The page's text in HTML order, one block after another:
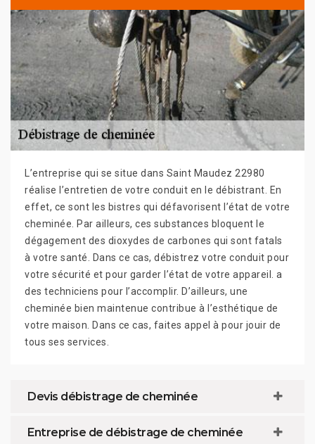
L’entreprise qui se situe dans Saint Maudez 22980
réalise l’entretien de votre conduit en le débistrant. En
effet, ce sont les bistres qui défavorisent l’état de votre
cheminée. Par ailleurs, ces substances bloquent le
dégagement des dioxydes de carbones qui sont fatals
à votre santé. Dans ce cas, débistrez votre conduit pour
votre sécurité et pour garder l’état de votre appareil. a
des techniciens pour l’accomplir. D’ailleurs, une
cheminée bien maintenue contribue à l’esthétique de
votre maison. Dans ce cas, faites appel à pour jouir de
tous ses services.
Devis débistrage de cheminée
Entreprise de débistrage de cheminée